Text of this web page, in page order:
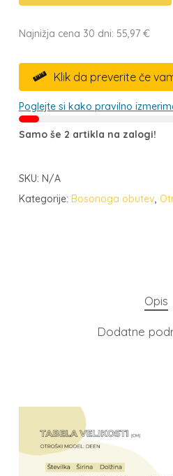
Najnižja cena 30 dni: 55,97 €
 Klik da preverite če
Poglejte si kako pravilno
Samo še 2 artikla na zalogi!
SKU: N/A
Kategorije: Bosonoga obutev,
Opis
Dodatne